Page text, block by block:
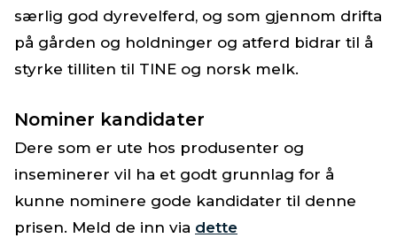
særlig god dyrevelferd, og som gjennom drifta
på gården og holdninger og atferd bidrar til å
styrke tilliten til TINE og norsk melk.
Nominer kandidater
Dere som er ute hos produsenter og
inseminerer vil ha et godt grunnlag for å
kunne nominere gode kandidater til denne
prisen. Meld de inn via dette